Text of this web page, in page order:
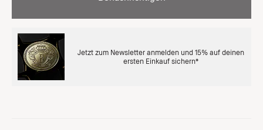
Jetzt zum Newsletter anmelden und 15% auf deinen
ersten Einkauf sichern*